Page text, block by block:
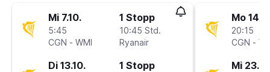
Mi 7.10.
5:45
CGN - WMI
1 Stopp
10:45 Std.
Ryanair
Di 13.10. 1 Stopp
Mo 14.9.
20:15
CGN -
Mi 23.9.